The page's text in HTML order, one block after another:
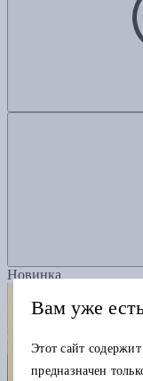
Новинка
Вам уже
Этот сайт
предназначен